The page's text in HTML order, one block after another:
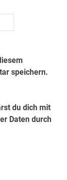
speichern.
du dich mit
Daten durch